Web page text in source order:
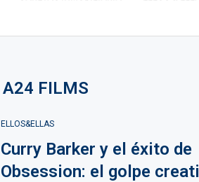
A24 FILMS
ELLOS&ELLAS
Curry Barker y el éxito de
Obsession: el golpe